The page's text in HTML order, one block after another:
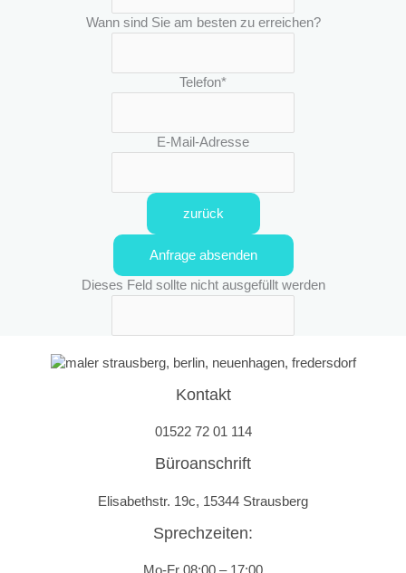
Wann sind Sie am besten zu erreichen?
Telefon*
E-Mail-Adresse
zurück
Anfrage absenden
Dieses Feld sollte nicht ausgefüllt werden
Kontakt
01522 72 01 114
Büroanschrift
Elisabethstr. 19c, 15344 Strausberg
Sprechzeiten: